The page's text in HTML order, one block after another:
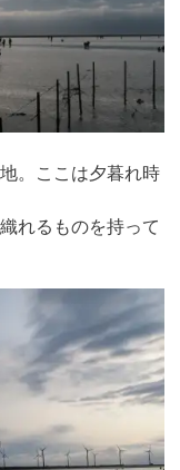
。ここは夕暮れ時
れるものを持って